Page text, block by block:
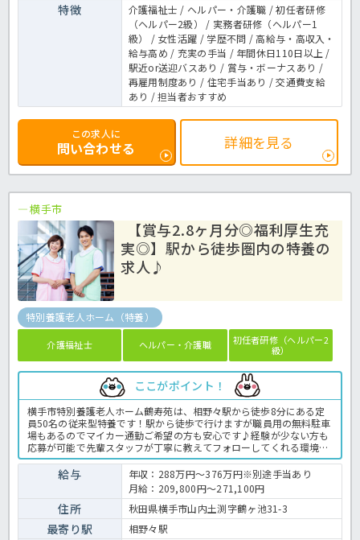
特徴
介護福祉士 / ヘルパー・介護職 / 初任者研修
（ヘルパー2級） / 実務者研修（ヘルパー1
級） / 女性活躍 / 学歴不問 / 高給与・高収入・
給与高め / 充実の手当 / 年間休日110日以上 /
駅近or送迎バスあり / 賞与・ボーナスあり /
再雇用制度あり / 住宅手当あり / 交通費支給
あり / 担当者おすすめ
この求人に
問い合わせる 詳細を見る
横手市
【賞与2.8ヶ月分◎福利厚生充
実◎】駅から徒歩圏内の特養の
求人♪
特別養護老人ホーム（特養）
介護福祉士 ヘルパー・介護職
初任者研修（ヘルパー2
級）
ここがポイント！
横手市特別養護老人ホーム鶴寿苑は、相野々駅から徒歩8分にある定
員50名の従来型特養です！駅から徒歩で行けますが職員用の無料駐車
場もあるのでマイカー通勤ご希望の方も安心です♪経験が少ない方も
応募が可能で先輩スタッフが丁寧に教えてフォローしてくれる環境で
す♪各種手当も充実しており賞与も2.8ヶ月分♪退職金があるなど福
利厚生も充実しております！ご興味ある方はお気軽にほっ介護までお
問い合わせください！特養での介護業務全般です。 ＜介護職 正職
給与
年収：288万円～376万円※別途手当あり
月給：209,800円～271,100円
住所 秋田県横手市山内土渕字鶴ヶ池31-3
最寄り駅 相野々駅